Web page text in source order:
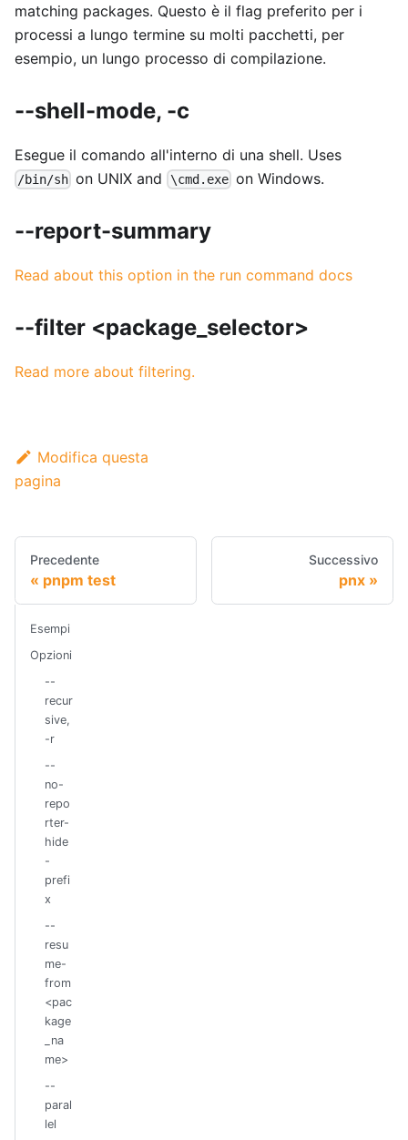
matching packages. Questo è il flag preferito per i
processi a lungo termine su molti pacchetti, per
esempio, un lungo processo di compilazione.
--shell-mode, -c
Esegue il comando all'interno di una shell. Uses
/bin/sh on UNIX and \cmd.exeon Windows.
--report-summary
Read about this option in the run command docs
--filter <package_selector>
Read more about filtering.
Modifica questa
pagina
Precedente
pnpm test
Successivo
pnx
Esempi
Opzioni
--
recur
sive,
-r
--
no-
repo
rter-
hide
-
prefi
x
--
resu
me-
from
<pac
kage
_na
me>
--
paral
lel